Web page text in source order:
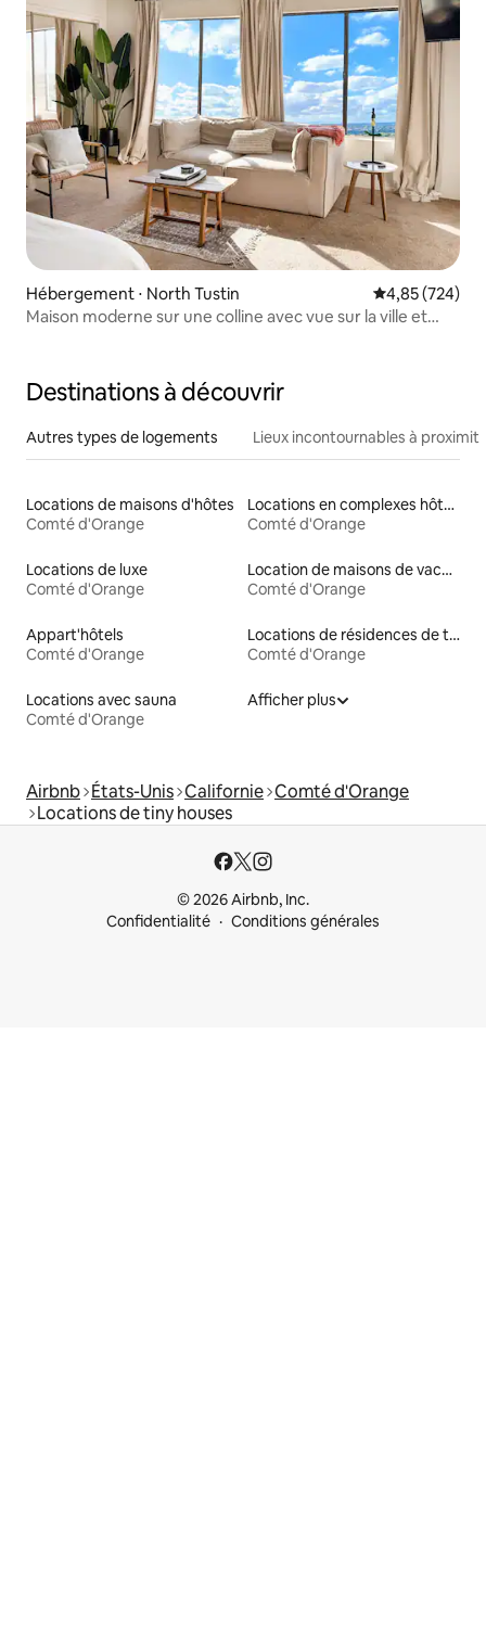
Hébergement ⋅ North Tustin Évaluation
4,85 (724)
Maison moderne sur une colline avec vue sur la ville et
Destinations à découvrir
Autres types de logements Lieux incontournables à
Locations de maisons d'hôtes
Comté d'Orange
Locations en complexes hôteliers
Comté d'Orange
Locations de luxe
Comté d'Orange
Location de maisons de vacances
Comté d'Orange
Appart'hôtels
Comté d'Orange
Locations de résidences de tourisme
Comté d'Orange
Locations avec sauna
Comté d'Orange
Afficher plus
Airbnb États-Unis Californie Comté d'Orange
Locations de tiny houses
© 2026 Airbnb, Inc.
Confidentialité
Conditions générales